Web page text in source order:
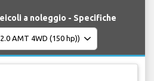
a noleggio - Specifiche